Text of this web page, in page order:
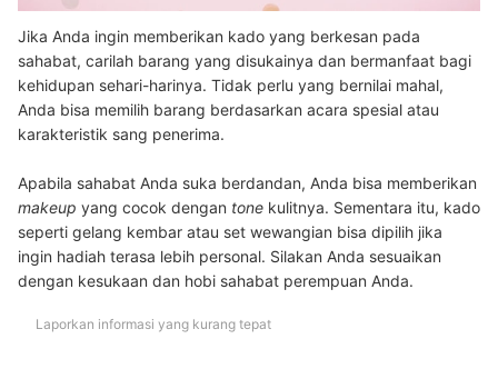
Jika Anda ingin memberikan kado yang berkesan pada
sahabat, carilah barang yang disukainya dan bermanfaat bagi
kehidupan sehari-harinya. Tidak perlu yang bernilai mahal,
Anda bisa memilih barang berdasarkan acara spesial atau
karakteristik sang penerima.
Apabila sahabat Anda suka berdandan, Anda bisa memberikan
makeup yang cocok dengan tone kulitnya. Sementara itu, kado
seperti gelang kembar atau set wewangian bisa dipilih jika
ingin hadiah terasa lebih personal. Silakan Anda sesuaikan
dengan kesukaan dan hobi sahabat perempuan Anda.
Laporkan informasi yang kurang tepat